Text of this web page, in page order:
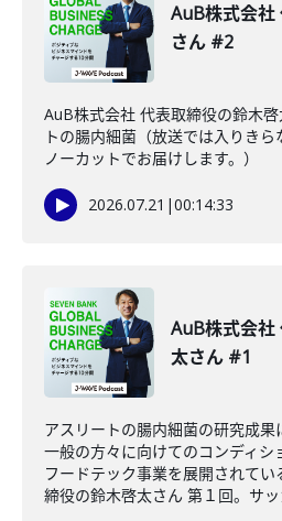
AuB株式会社
さん #2
AuB株式会社 代表取締役の鈴木
トの腸内細菌（放送では入りきら
ノーカットでお届けします。）
2026.07.21 |00:14:33
AuB株式会社
太さん #1
アスリートの腸内細菌の研究成果
一般の方々に向けてのコンディシ
フードテック事業を展開されて
締役の鈴木啓太さん 第１回。サッ